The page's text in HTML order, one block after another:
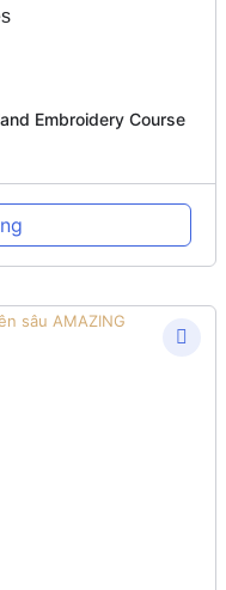
Embroidery Course